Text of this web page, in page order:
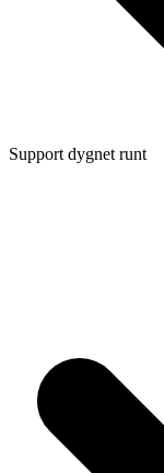
Support dygnet runt